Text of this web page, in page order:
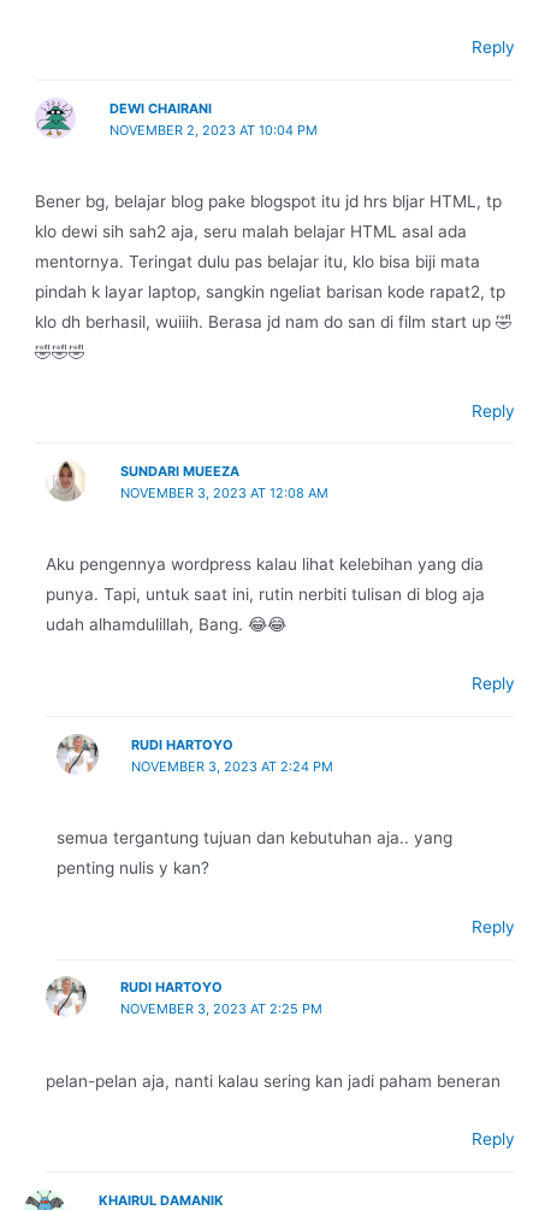
Reply
DEWI CHAIRANI
NOVEMBER 2, 2023 AT 10:04 PM
Bener bg, belajar blog pake blogspot itu jd hrs bljar HTML, tp
klo dewi sih sah2 aja, seru malah belajar HTML asal ada
mentornya. Teringat dulu pas belajar itu, klo bisa biji mata
pindah k layar laptop, sangkin ngeliat barisan kode rapat2, tp
klo dh berhasil, wuiiih. Berasa jd nam do san di film start up 🤣
🤣🤣🤣
Reply
SUNDARI MUEEZA
NOVEMBER 3, 2023 AT 12:08 AM
Aku pengennya wordpress kalau lihat kelebihan yang dia
punya. Tapi, untuk saat ini, rutin nerbiti tulisan di blog aja
udah alhamdulillah, Bang. 😂😂
Reply
RUDI HARTOYO
NOVEMBER 3, 2023 AT 2:24 PM
semua tergantung tujuan dan kebutuhan aja.. yang
penting nulis y kan?
Reply
RUDI HARTOYO
NOVEMBER 3, 2023 AT 2:25 PM
pelan-pelan aja, nanti kalau sering kan jadi paham beneran
Reply
KHAIRUL DAMANIK